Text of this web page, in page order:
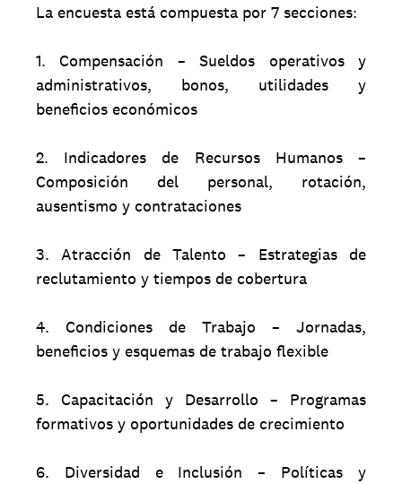
La encuesta está compuesta por 7 secciones:
1. Compensación – Sueldos operativos y
administrativos, bonos, utilidades y
beneficios económicos
2. Indicadores de Recursos Humanos –
Composición del personal, rotación,
ausentismo y contrataciones
3. Atracción de Talento – Estrategias de
reclutamiento y tiempos de cobertura
4. Condiciones de Trabajo – Jornadas,
beneficios y esquemas de trabajo flexible
5. Capacitación y Desarrollo – Programas
formativos y oportunidades de crecimiento
6. Diversidad e Inclusión – Políticas y